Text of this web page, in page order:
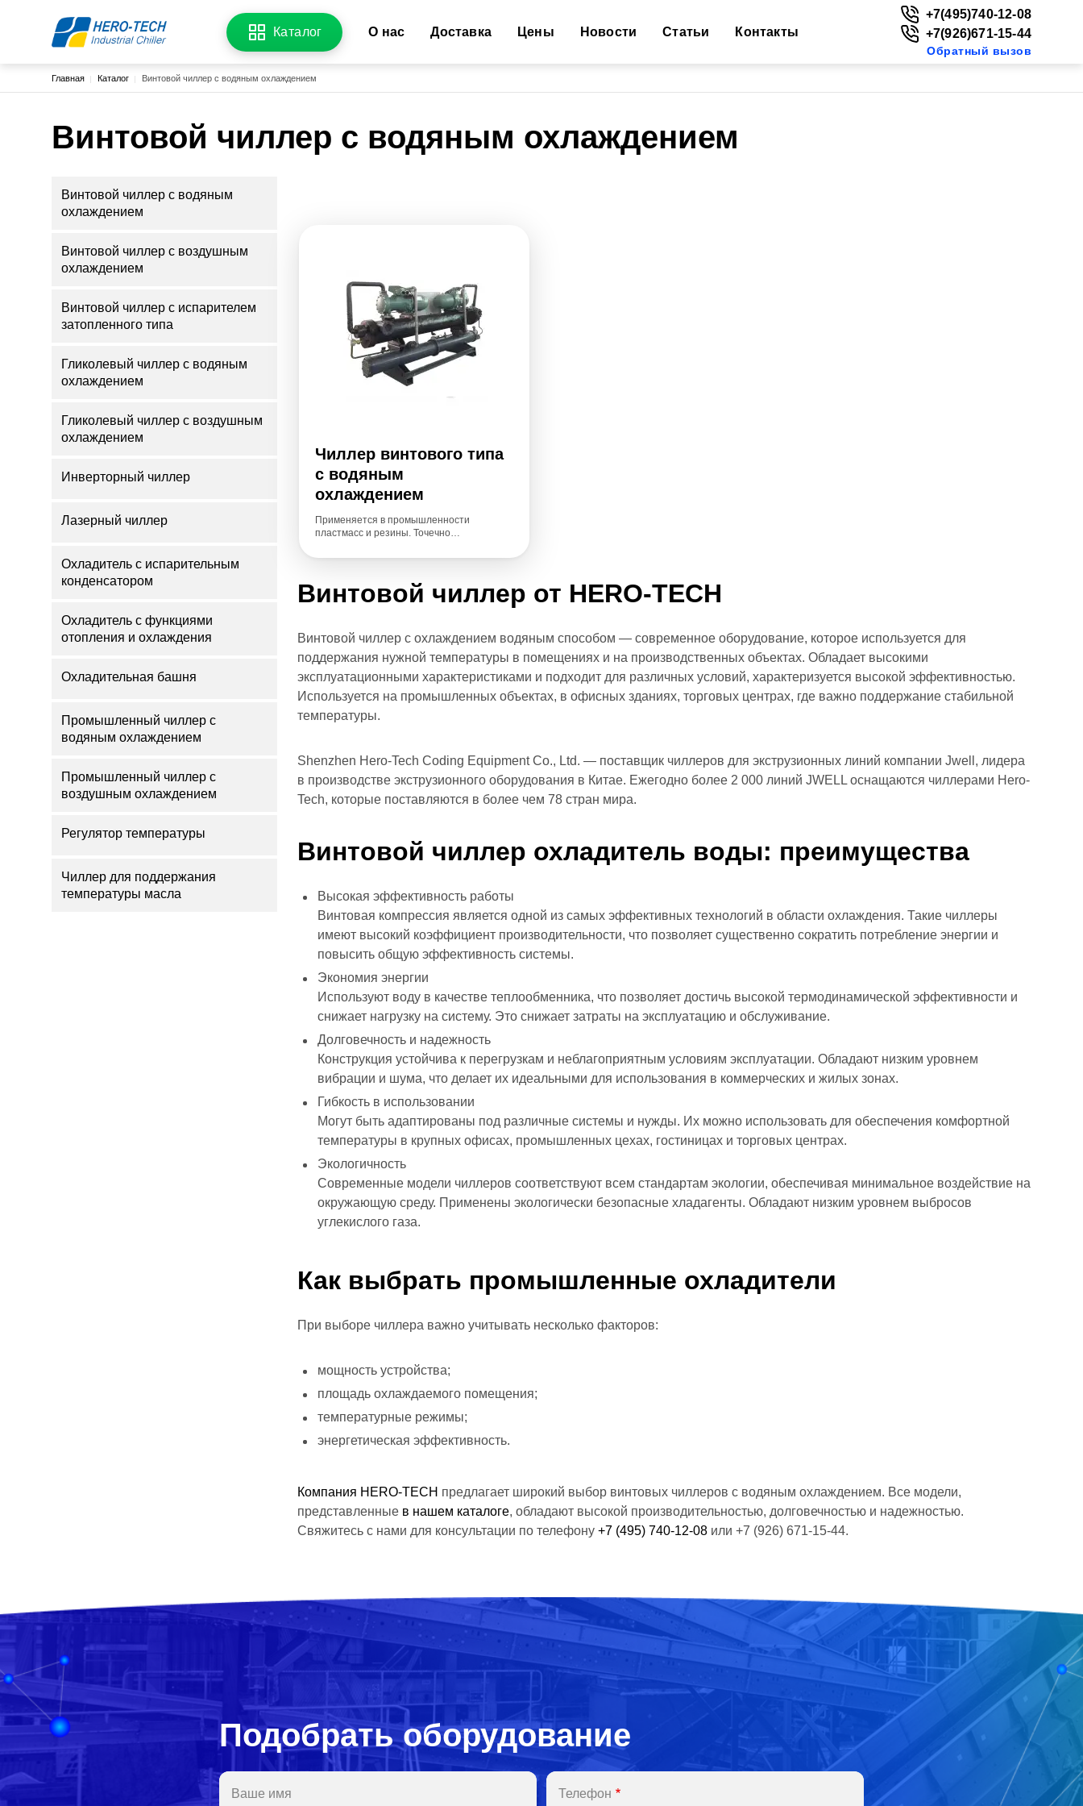
Каталог Основная навигация
О нас Доставка Цены Новости Статьи Контакты
+7(495)740-12-08
+7(926)671-15-44
Обратный вызов
Строка навигации
Главная Каталог Винтовой чиллер с водяным охлаждением
Винтовой чиллер с водяным охлаждением
Винтовой чиллер с водяным
охлаждением
Винтовой чиллер с воздушным
охлаждением
Винтовой чиллер с испарителем
затопленного типа
Гликолевый чиллер с водяным
охлаждением
Гликолевый чиллер с воздушным
охлаждением
Инверторный чиллер
Лазерный чиллер
Охладитель с испарительным
конденсатором
Охладитель с функциями
отопления и охлаждения
Охладительная башня
Промышленный чиллер с
водяным охлаждением
Промышленный чиллер с
воздушным охлаждением
Регулятор температуры
Чиллер для поддержания
температуры масла
Чиллер винтового типа
с водяным
охлаждением
Применяется в промышленности
пластмасс и резины. Точечно
сокращает цикл формования, повышает
Винтовой чиллер от HERO-TECH
Винтовой чиллер с охлаждением водяным способом — современное оборудование, которое используется для
поддержания нужной температуры в помещениях и на производственных объектах. Обладает высокими
эксплуатационными характеристиками и подходит для различных условий, характеризуется высокой эффективностью.
Используется на промышленных объектах, в офисных зданиях, торговых центрах, где важно поддержание стабильной
температуры.
Shenzhen Hero-Tech Coding Equipment Co., Ltd. — поставщик чиллеров для экструзионных линий компании Jwell, лидера
в производстве экструзионного оборудования в Китае. Ежегодно более 2 000 линий JWELL оснащаются чиллерами Hero-
Tech, которые поставляются в более чем 78 стран мира.
Винтовой чиллер охладитель воды: преимущества
Высокая эффективность работы
Винтовая компрессия является одной из самых эффективных технологий в области охлаждения. Такие чиллеры
имеют высокий коэффициент производительности, что позволяет существенно сократить потребление энергии и
повысить общую эффективность системы.
Экономия энергии
Используют воду в качестве теплообменника, что позволяет достичь высокой термодинамической эффективности и
снижает нагрузку на систему. Это снижает затраты на эксплуатацию и обслуживание.
Долговечность и надежность
Конструкция устойчива к перегрузкам и неблагоприятным условиям эксплуатации. Обладают низким уровнем
вибрации и шума, что делает их идеальными для использования в коммерческих и жилых зонах.
Гибкость в использовании
Могут быть адаптированы под различные системы и нужды. Их можно использовать для обеспечения комфортной
температуры в крупных офисах, промышленных цехах, гостиницах и торговых центрах.
Экологичность
Современные модели чиллеров соответствуют всем стандартам экологии, обеспечивая минимальное воздействие на
окружающую среду. Применены экологически безопасные хладагенты. Обладают низким уровнем выбросов
углекислого газа.
Как выбрать промышленные охладители
При выборе чиллера важно учитывать несколько факторов:
мощность устройства;
площадь охлаждаемого помещения;
температурные режимы;
энергетическая эффективность.
Компания HERO-TECH предлагает широкий выбор винтовых чиллеров с водяным охлаждением. Все модели,
представленные в нашем каталоге, обладают высокой производительностью, долговечностью и надежностью.
Свяжитесь с нами для консультации по телефону +7 (495) 740-12-08 или +7 (926) 671-15-44.
Подобрать оборудование
Ваше имя Телефон